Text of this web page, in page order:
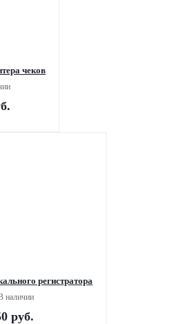
чеков
регистратора
наличии
руб.